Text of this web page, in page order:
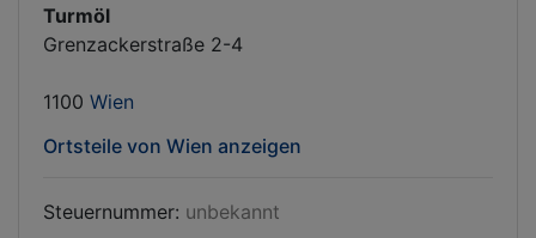
Turmöl
Grenzackerstraße 2-4
1100 Wien
Ortsteile von Wien anzeigen
Steuernummer: unbekannt